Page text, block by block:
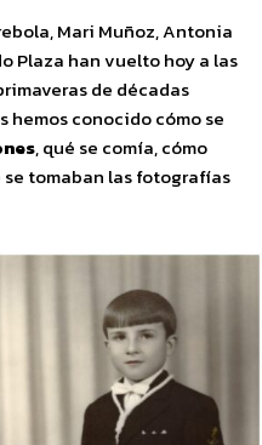
Mari Muñoz, Antonia
Plaza han vuelto hoy a las
de décadas
hemos conocido cómo se
, qué se comía, cómo
tomaban las fotografías